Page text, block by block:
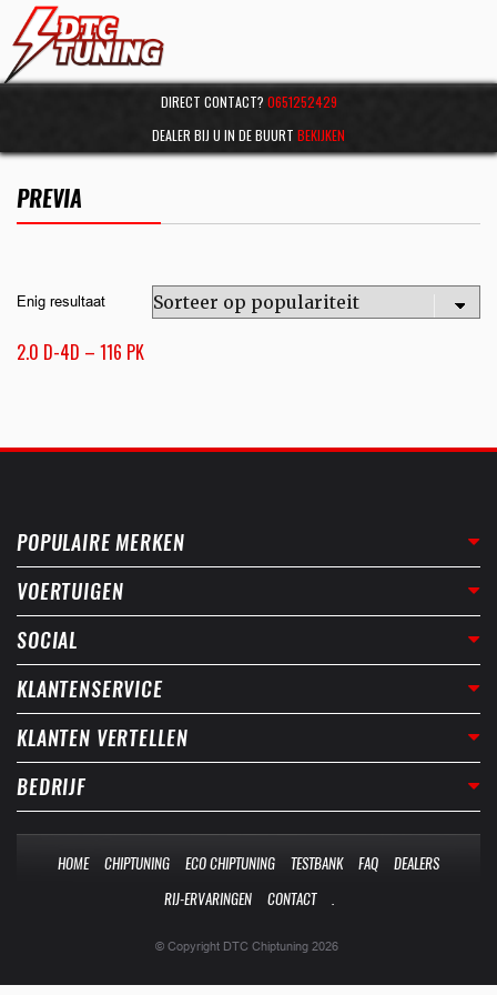
DIRECT CONTACT? 0651252429
DEALER BIJ U IN DE BUURT BEKIJKEN
PREVIA
Enig resultaat
2.0 D-4D – 116 PK
POPULAIRE MERKEN
VOERTUIGEN
SOCIAL
KLANTENSERVICE
KLANTEN VERTELLEN
BEDRIJF
HOME CHIPTUNING ECO CHIPTUNING TESTBANK FAQ
DEALERS
RIJ-ERVARINGEN
CONTACT
© Copyright DTC Chiptuning 2026